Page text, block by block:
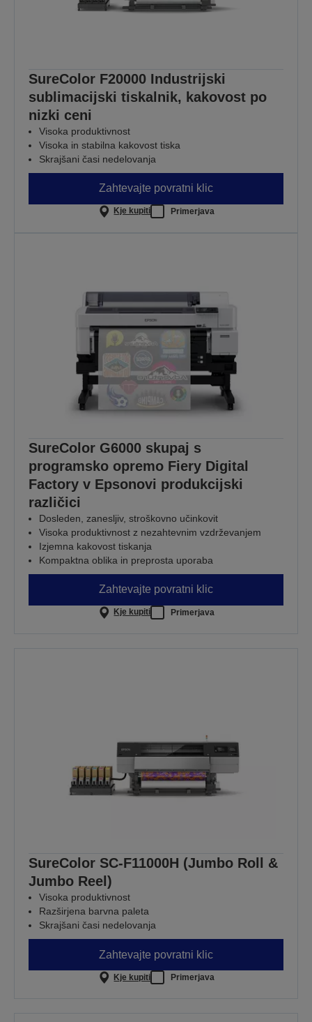
SureColor F20000 Industrijski
sublimacijski tiskalnik, kakovost po
nizki ceni
Visoka produktivnost
Visoka in stabilna kakovost tiska
Skrajšani časi nedelovanja
Zahtevajte povratni klic
Kje kupiti Primerjava
SureColor G6000 skupaj s
programsko opremo Fiery Digital
Factory v Epsonovi produkcijski
različici
Dosleden, zanesljiv, stroškovno učinkovit
Visoka produktivnost z nezahtevnim vzdrževanjem
Izjemna kakovost tiskanja
Kompaktna oblika in preprosta uporaba
Zahtevajte povratni klic
Kje kupiti Primerjava
SureColor SC-F11000H (Jumbo Roll &
Jumbo Reel)
Visoka produktivnost
Razširjena barvna paleta
Skrajšani časi nedelovanja
Zahtevajte povratni klic
Kje kupiti Primerjava